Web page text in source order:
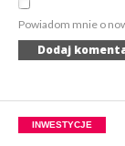
Powiadom mnie o
INWESTYCJE